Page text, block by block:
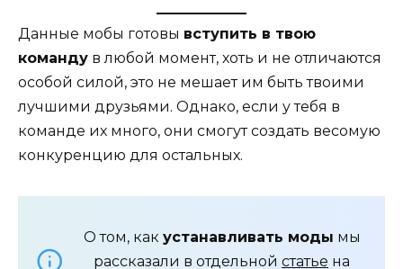
Данные мобы готовы вступить в твою
команду в любой момент, хоть и не отличаются
особой силой, это не мешает им быть твоими
лучшими друзьями. Однако, если у тебя в
команде их много, они смогут создать весомую
конкуренцию для остальных.
О том, как устанавливать моды мы
рассказали в отдельной статье на